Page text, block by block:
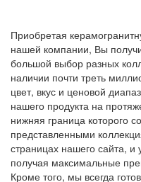
Приобретая
нашей компании, Вы
большой выбор разных
наличии почти треть
цвет, вкус и ценовой
нашего продукта на
нижняя граница которого
представленными
страницах нашего сайта, и
получая максимальные
Кроме того, мы всегда